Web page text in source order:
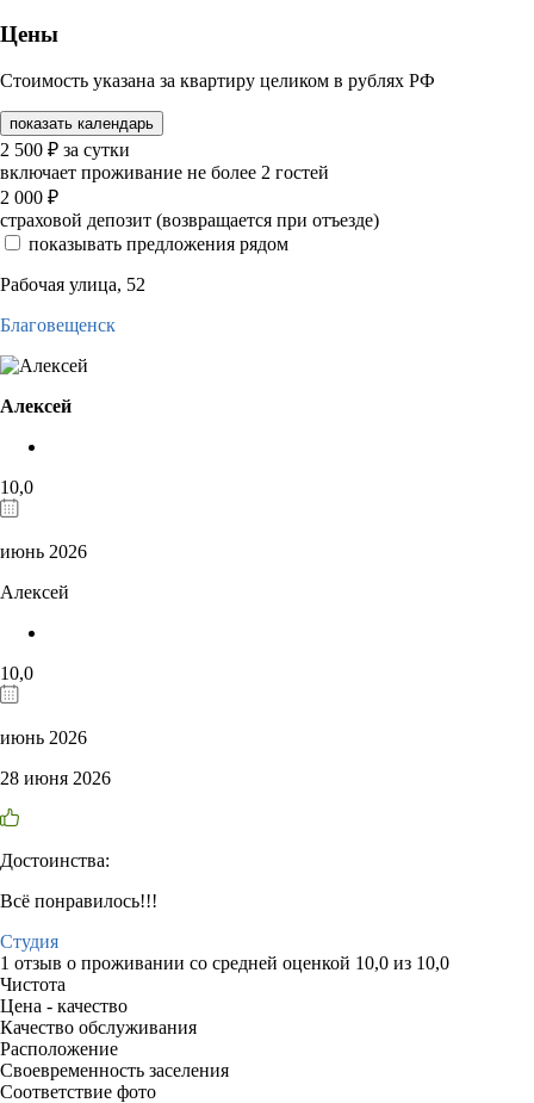
Цены
Стоимость указана за квартиру целиком в рублях РФ
показать календарь
2 500 ₽ за сутки
включает проживание не более 2 гостей
2 000 ₽
страховой депозит (возвращается при отъезде)
показывать предложения рядом
Рабочая улица, 52
Благовещенск
Алексей
10,0
июнь 2026
Алексей
10,0
июнь 2026
28 июня 2026
Достоинства:
Всë понравилось!!!
Студия
1 отзыв о проживании со средней оценкой 10,0 из 10,0
Чистота
Цена - качество
Качество обслуживания
Расположение
Своевременность заселения
Соответствие фото